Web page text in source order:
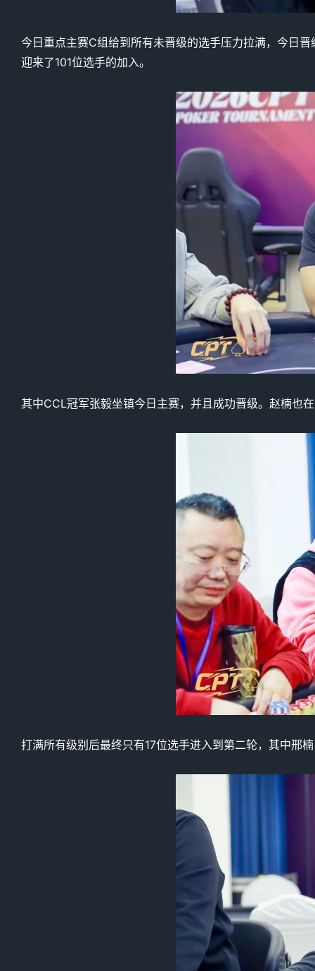
今日重点主赛C组给到所有未晋级的选手压力拉满，今日
迎来了101位选手的加入。
其中CCL冠军张毅坐镇今日主赛，并且成功晋级。赵楠也
打满所有级别后最终只有17位选手进入到第二轮，其中邢